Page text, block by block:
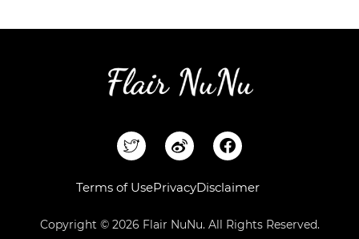
F
a
e
o
o
Terms of UsePrivacyDisclaimer
Copyright © 2026 Flair NuNu. All Rights Reserved.